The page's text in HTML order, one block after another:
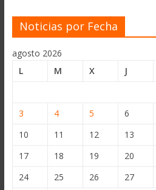
Noticias por Fecha
agosto 2026
L
M X J
3
4 5 6
10
11 12 13
17
18 19 20
24
25 26 27